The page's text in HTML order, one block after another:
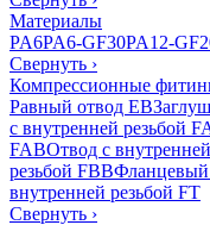
Материалы
PA6PA6-GF30PA12-
Свернуть ›
Компрессионные
Равный отвод EB
с внутренней резьбой
FABОтвод с
резьбой FBBФланцевый
внутренней резьбой FT
Свернуть ›